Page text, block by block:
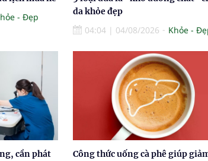
- Đẹp
da khỏe đẹp
04:04 | 04/08/2026 Khỏe -
cần phát
Công thức uống cà phê giúp